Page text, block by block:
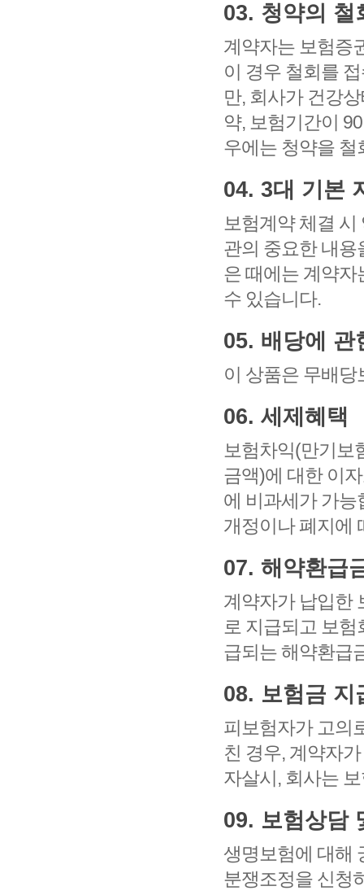
03. 청약의 철
계약자는 보험증
이 경우 철회를
만, 회사가 건강
약, 보험기간이
우에는 청약을 철
04. 3대 기본
보험계약 체결
관의 중요한 내용
은 때에는 계약자
수 있습니다.
05. 배당에 관
이 상품은 무배
06. 세제혜택
보험차익(만기보
금액)에 대한 이
에 비과세가 가능
개정이나 폐지에
07. 해약환급
계약자가 납입한
로 지급되고 보
급되는 해약환급
08. 보험금 지
피보험자가 고의
친 경우, 계약자
자살시, 회사는
09. 보험상담
생명보험에 대해
분쟁조정을 신청